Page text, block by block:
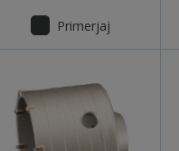
Primerjaj